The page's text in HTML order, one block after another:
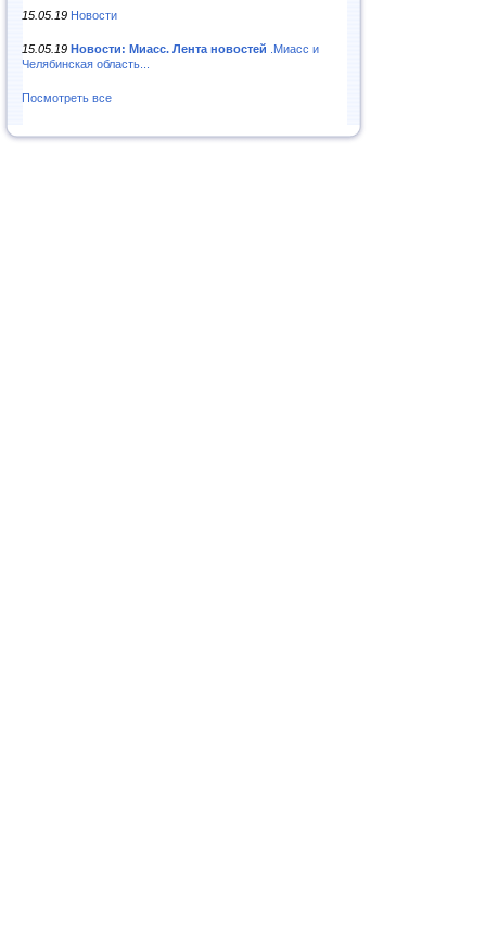
15.05.19 Новости
15.05.19 Новости: Миасс. Лента новостей .Миасс и
Челябинская область...
Посмотреть все